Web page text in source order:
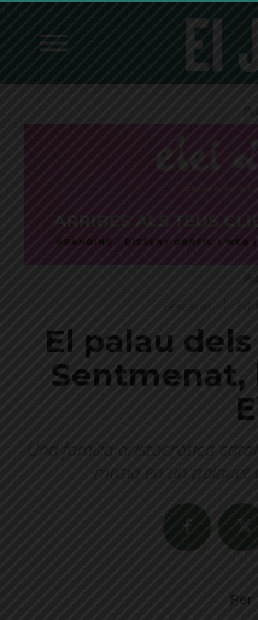
El palau
Sentmenat,
Una família aristocràtica
masia en un palauet
Per